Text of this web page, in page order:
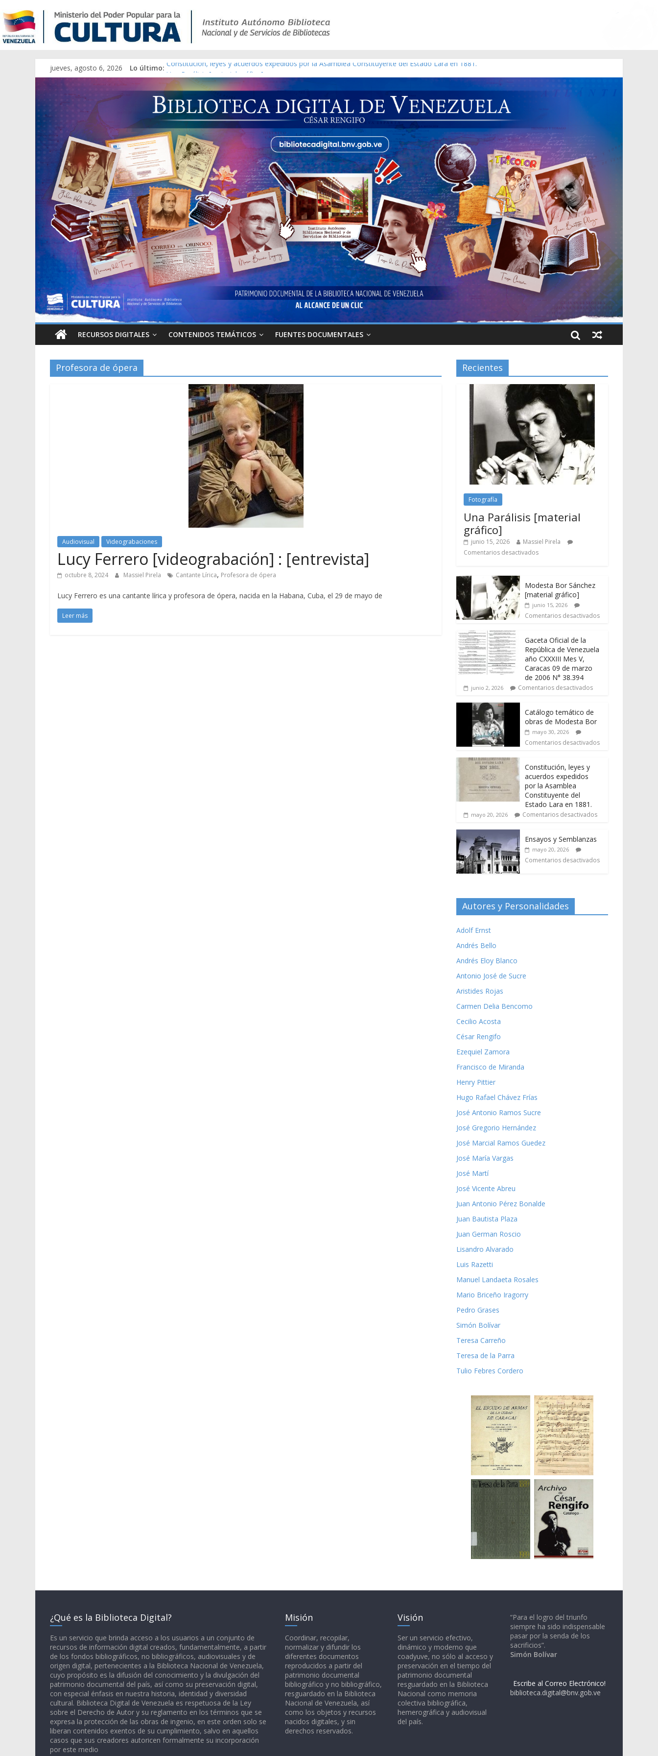
jueves, agosto 6, 2026 Lo último: Constitución, leyes y acuerdos expedidos por la Asamblea Constituyente del Estado Lara en 1881.
Una Parálisis [material gráfico]
Modesta Bor Sánchez [material gráfico]
Gaceta Oficial de la República de Venezuela año CXXXIII Mes V, Caracas 09 de marzo de 2006 N° 38.394
Catálogo temático de obras de Modesta Bor
RECURSOS DIGITALES CONTENIDOS TEMÁTICOS FUENTES DOCUMENTALES
Profesora de ópera
Audiovisual Videograbaciones
Lucy Ferrero [videograbación] : [entrevista]
octubre 8, 2024 Massiel Pirela Cantante Lírica, Profesora de ópera
Lucy Ferrero es una cantante lírica y profesora de ópera, nacida en la Habana, Cuba, el 29 de mayo de
Leer más
Recientes
Fotografía
Una Parálisis [material
gráfico]
junio 15, 2026
Massiel Pirela
Comentarios desactivados
Modesta Bor Sánchez
[material gráfico]
junio 15, 2026
Comentarios desactivados
Gaceta Oficial de la
República de Venezuela
año CXXXIII Mes V,
Caracas 09 de marzo
de 2006 N° 38.394
junio 2, 2026 Comentarios desactivados
Catálogo temático de
obras de Modesta Bor
mayo 30, 2026
Comentarios desactivados
Constitución, leyes y
acuerdos expedidos
por la Asamblea
Constituyente del
Estado Lara en 1881.
mayo 20, 2026 Comentarios desactivados
Ensayos y Semblanzas
mayo 20, 2026
Comentarios desactivados
Autores y Personalidades
Adolf Ernst
Andrés Bello
Andrés Eloy Blanco
Antonio José de Sucre
Aristides Rojas
Carmen Delia Bencomo
Cecilio Acosta
César Rengifo
Ezequiel Zamora
Francisco de Miranda
Henry Pittier
Hugo Rafael Chávez Frías
José Antonio Ramos Sucre
José Gregorio Hernández
José Marcial Ramos Guedez
José María Vargas
José Martí
José Vicente Abreu
Juan Antonio Pérez Bonalde
Juan Bautista Plaza
Juan German Roscio
Lisandro Alvarado
Luis Razetti
Manuel Landaeta Rosales
Mario Briceño Iragorry
Pedro Grases
Simón Bolívar
Teresa Carreño
Teresa de la Parra
Tulio Febres Cordero
¿Qué es la Biblioteca Digital?
Es un servicio que brinda acceso a los usuarios a un conjunto de
recursos de información digital creados, fundamentalmente, a partir
de los fondos bibliográficos, no bibliográficos, audiovisuales y de
origen digital, pertenecientes a la Biblioteca Nacional de Venezuela,
cuyo propósito es la difusión del conocimiento y la divulgación del
patrimonio documental del país, así como su preservación digital,
con especial énfasis en nuestra historia, identidad y diversidad
cultural. Biblioteca Digital de Venezuela es respetuosa de la Ley
sobre el Derecho de Autor y su reglamento en los términos que se
expresa la protección de las obras de ingenio, en este orden solo se
liberan contenidos exentos de su cumplimiento, salvo en aquellos
casos que sus creadores autoricen formalmente su incorporación
por este medio
Misión
Coordinar, recopilar,
normalizar y difundir los
diferentes documentos
reproducidos a partir del
patrimonio documental
bibliográfico y no bibliográfico,
resguardado en la Biblioteca
Nacional de Venezuela, así
como los objetos y recursos
nacidos digitales, y sin
derechos reservados.
Visión
Ser un servicio efectivo,
dinámico y moderno que
coadyuve, no sólo al acceso y
preservación en el tiempo del
patrimonio documental
resguardado en la Biblioteca
Nacional como memoria
colectiva bibliográfica,
hemerográfica y audiovisual
del país.
“Para el logro del triunfo
siempre ha sido indispensable
pasar por la senda de los
sacrificios”.
Simón Bolívar
Escribe al Correo Electrónico!
biblioteca.digital@bnv.gob.ve